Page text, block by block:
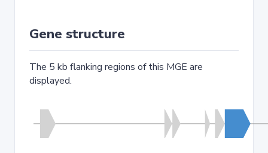
Gene structure
The 5 kb flanking regions of this MGE are
displayed.